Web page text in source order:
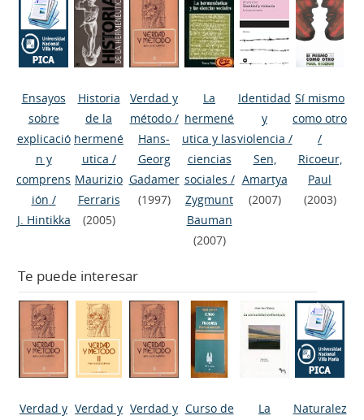
Ensayos
sobre
explicació
n y
comprens
ión /
J. Hintikka
Historia
de la
hermené
utica /
Maurizio
Ferraris
(2005)
Verdad y
método/
Hans-
Georg
Gadamer
(1997)
La
hermené
utica y las
ciencias
sociales /
Zygmunt
Bauman
(2007)
Identidad
y
violencia /
Sen,
Amartya
(2007)
Sí mismo
como otro
/
Ricoeur,
Paul
(2003)
Te puede interesar
Verdad y Verdad y Verdad y Curso de
La
Naturalez